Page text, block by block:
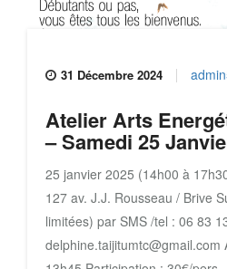
31 Décembre 2024
Atelier Arts
– Samedi 25
25 janvier 2025 (14h00 à
127 av. J.J. Rousseau / Brive
limitées) par SMS /tel : 06 83
delphine.taijitumtc@gmail.com